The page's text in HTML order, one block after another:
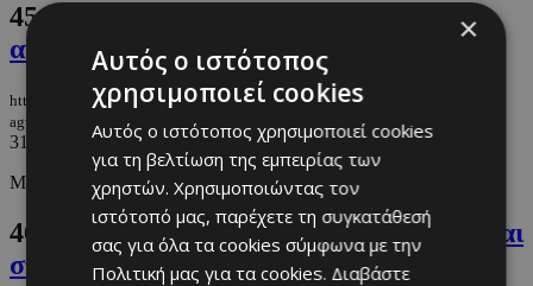
45.
Ο Δήμος Λακατάμειας στηρίζει τον
αγώνα κατά του ανδρικού καρκίνου
https://m.must.com.cy/gr/culture/promo/o-dimos-lakatameias-stirizei-ton-
agwna-kata-toy-andrikoy-karkinoy
31/10/2025|PROMO
Με τη διοργάνωση της Φιλανθρωπικής Εκδήλωσης Movember.
46.
Η εμπειρία ZEGNA Su Misura έρχεται
στην Κύπρο
×
Αυτός ο ιστότοπος
χρησιμοποιεί cookies
Αυτός ο ιστότοπος χρησιμοποιεί cookies
για τη βελτίωση της εμπειρίας των
χρηστών. Χρησιμοποιώντας τον
ιστότοπό μας, παρέχετε τη συγκατάθεσή
σας για όλα τα cookies σύμφωνα με την
Πολιτική μας για τα cookies. Διαβάστε